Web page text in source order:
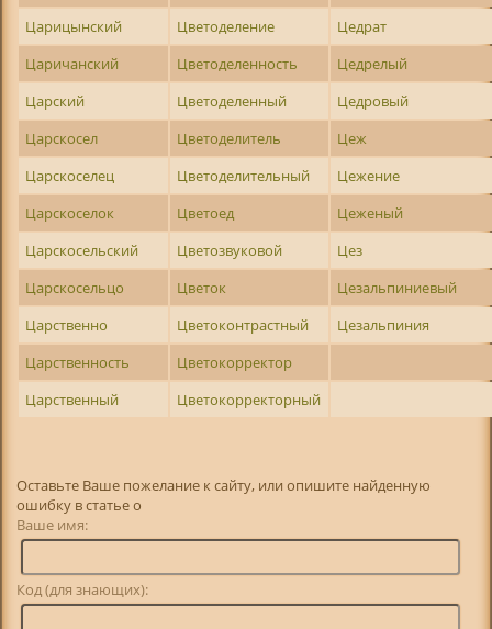
Царицынский
Цветоделение
Цедрат
Царичанский
Цветоделенность
Цедрелый
Царский
Цветоделенный
Цедровый
Царскосел
Цветоделитель
Цеж
Царскоселец
Цветоделительный
Цежение
Царскоселок
Цветоед
Цеженый
Царскосельский
Цветозвуковой
Цез
Царскосельцо
Цветок
Цезальпиниевый
Царственно
Цветоконтрастный
Цезальпиния
Царственность
Цветокорректор
Царственный
Цветокорректорный
Оставьте Ваше пожелание к сайту, или опишите найденную
ошибку в статье о
Ваше имя:
Код (для знающих):